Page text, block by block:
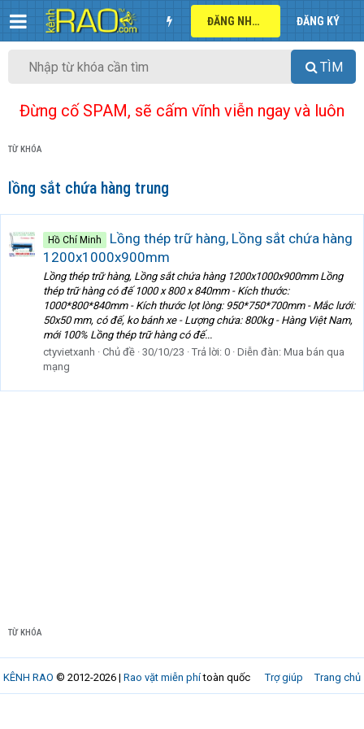
ĐĂNG NHẬP ĐĂNG KÝ
TÌM
Đừng cố SPAM, sẽ cấm vĩnh viễn ngay và luôn
TỪ KHÓA
lồng sắt chứa hàng trung
Hồ Chí Minh
Lồng thép trữ hàng, Lồng sắt chứa hàng
1200x1000x900mm
Lồng thép trữ hàng, Lồng sắt chứa hàng 1200x1000x900mm Lồng
thép trữ hàng có đế 1000 x 800 x 840mm - Kích thước:
1000*800*840mm - Kích thước lọt lòng: 950*750*700mm - Mắc lưới:
50x50 mm, có đế, ko bánh xe - Lượng chứa: 800kg - Hàng Việt Nam,
mới 100% Lồng thép trữ hàng có đế...
ctyvietxanh
Chủ đề 30/10/23 Trả lời: 0 Diễn đàn: Mua bán qua
mạng
TỪ KHÓA
Trợ giúp Trang chủ
KÊNH RAO © 2012-2026 | Rao vặt miễn phítoàn quốc